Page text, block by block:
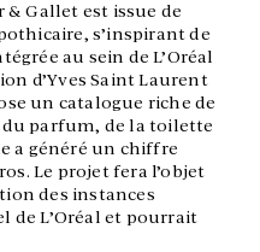
& Gallet est issue de
s’inspirant de
au sein de L’Oréal
d’Yves Saint Laurent
un catalogue riche de
parfum, de la toilette
a généré un chiffre
Le projet fera l’objet
des instances
de L’Oréal et pourrait